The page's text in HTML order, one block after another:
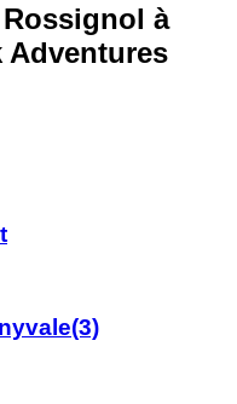
à
Adventures